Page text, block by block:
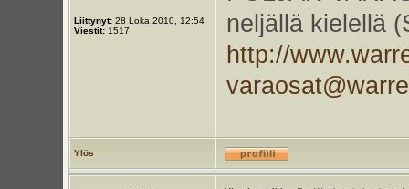
Liittynyt:28 Loka 2010, 12:54
Viestit:1517
neljällä kielellä
http://
Ylös